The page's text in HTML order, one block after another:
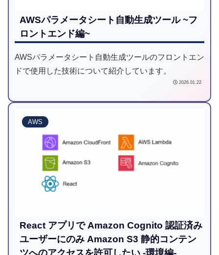
AWSパラメータシート自動生成ツール ~フ
ロントエンド編~
AWSパラメータシート自動生成ツールのフロントエン
ドで使用した技術について紹介しています。
2026.01.22
AWS
React アプリで Amazon Cognito 認証済み
ユーザーにのみ Amazon S3 静的コンテン
ツへのアクセスを許可したい -環境編-